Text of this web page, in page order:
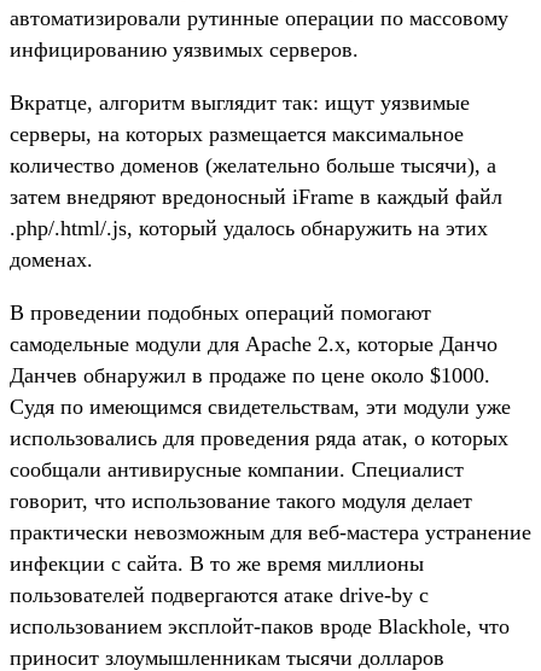
автоматизировали рутинные операции по массовому
инфицированию уязвимых серверов.
Вкратце, алгоритм выглядит так: ищут уязвимые
серверы, на которых размещается максимальное
количество доменов (желательно больше тысячи), а
затем внедряют вредоносный iFrame в каждый файл
.php/.html/.js, который удалось обнаружить на этих
доменах.
В проведении подобных операций помогают
самодельные модули для Apache 2.x, которые Данчо
Данчев обнаружил в продаже по цене около $1000.
Судя по имеющимся свидетельствам, эти модули уже
использовались для проведения ряда атак, о которых
сообщали антивирусные компании. Специалист
говорит, что использование такого модуля делает
практически невозможным для веб-мастера устранение
инфекции с сайта. В то же время миллионы
пользователей подвергаются атаке drive-by с
использованием эксплойт-паков вроде Blackhole, что
приносит злоумышленникам тысячи долларов